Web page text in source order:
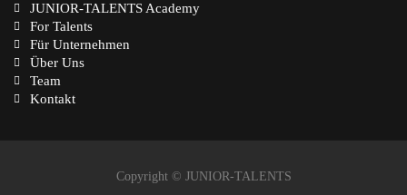
JUNIOR-TALENTS Academy
For Talents
Für Unternehmen
Über Uns
Team
Kontakt
Copyright © JUNIOR-TALENTS